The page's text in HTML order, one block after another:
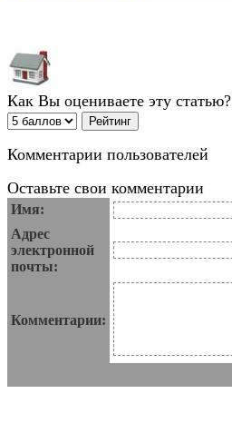
Как Вы оцениваете эту статью?
Комментарии пользователей
Оставьте свои комментарии
Имя:
Адрес
электронной
почты:
Комментарии: